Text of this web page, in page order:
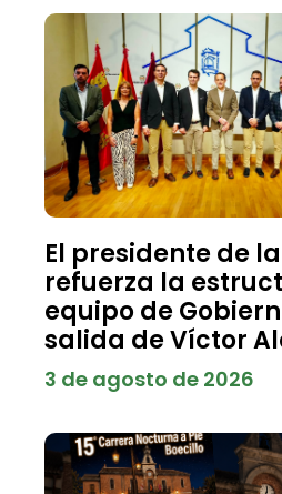
El presidente de
refuerza la
equipo de
salida de Víctor
3 de agosto de 2026